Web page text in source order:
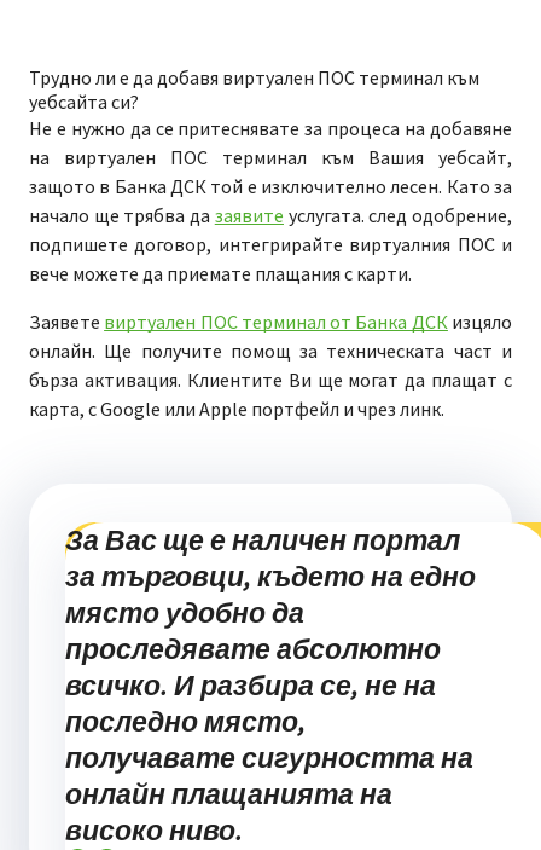
Трудно ли е да добавя виртуален ПОС терминал към
уебсайта си?
Не е нужно да се притеснявате за процеса на добавяне
на виртуален ПОС терминал към Вашия уебсайт,
защото в Банка ДСК той е изключително лесен. Като за
начало ще трябва да заявите услугата. след одобрение,
подпишете договор, интегрирайте виртуалния ПОС и
вече можете да приемате плащания с карти.
Заявете виртуален ПОС терминал от Банка ДСКизцяло
онлайн. Ще получите помощ за техническата част и
бърза активация. Клиентите Ви ще могат да плащат с
карта, с Google или Apple портфейл и чрез линк.
За Вас ще е наличен портал
за търговци, където на едно
място удобно да
проследявате абсолютно
всичко. И разбира се, не на
последно място,
получавате сигурността на
онлайн плащанията на
високо ниво.